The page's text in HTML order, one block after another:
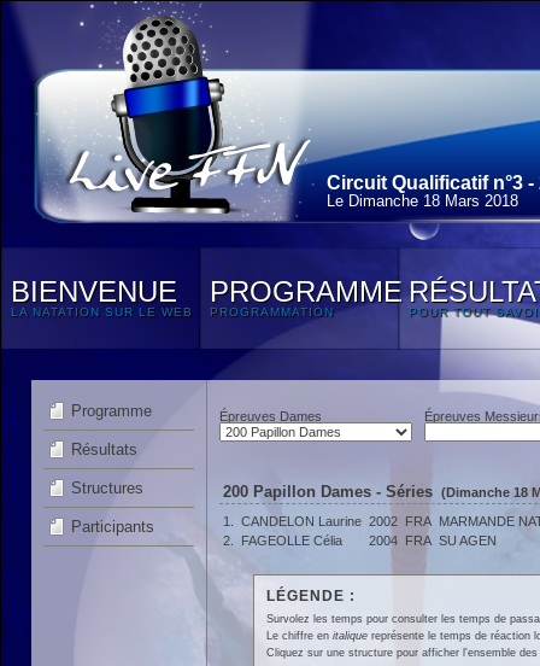
Circuit Qualificatif n°3 -
Le Dimanche 18 Mars 2018
BIENVENUE
LA NATATION SUR LE WEB
PROGRAMME
PROGRAMMATION POUR TOUT
Programme
Résultats
Structures
Participants
Épreuves Dames Épreuves
200 Papillon Dames - Séries (Dimanche 18
1.
CANDELON Laurine 2002 FRA MARMANDE
2.
FAGEOLLE Célia 2004 FRA SU AGEN
LÉGENDE :
Survolez les temps pour consulter les temps de
Le chiffre en italiquereprésente le temps de réaction
Cliquez sur une structure pour afficher l'ensemble